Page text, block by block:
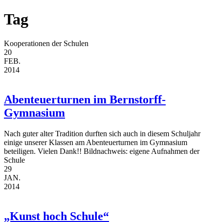
Tag
Kooperationen der Schulen
20
FEB.
2014
Abenteuerturnen im Bernstorff-
Gymnasium
Nach guter alter Tradition durften sich auch in diesem Schuljahr
einige unserer Klassen am Abenteuerturnen im Gymnasium
beteiligen. Vielen Dank!! Bildnachweis: eigene Aufnahmen der
Schule
29
JAN.
2014
„Kunst hoch Schule“